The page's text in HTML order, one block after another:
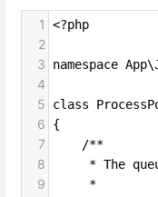
1 <?php
2
3
namespace
4
5
class
6 {
7
    /**
8
* The
9
     *